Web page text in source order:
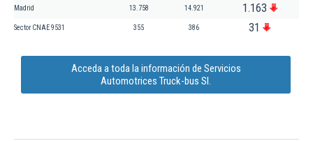
Madrid 13.758 14.921 1.163
Sector CNAE 9531 355 386 31
Acceda a toda la información de Servicios
Automotrices Truck-bus Sl.